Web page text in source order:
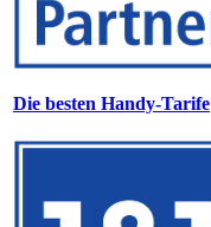
Die besten Handy-Tarife